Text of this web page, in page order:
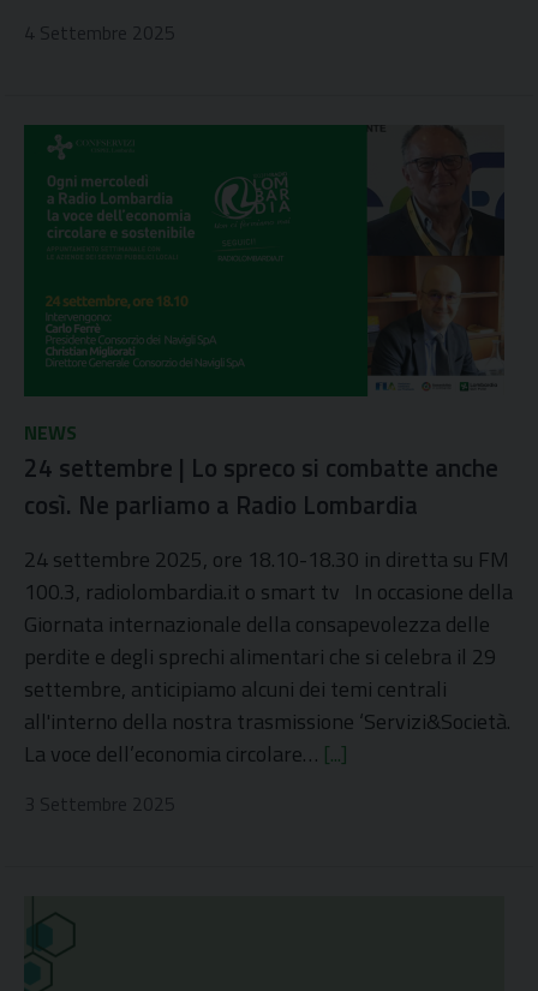
4 Settembre 2025
NEWS
24 settembre | Lo spreco si combatte anche
così. Ne parliamo a Radio Lombardia
24 settembre 2025, ore 18.10-18.30 in diretta su FM
100.3, radiolombardia.it o smart tv In occasione della
Giornata internazionale della consapevolezza delle
perdite e degli sprechi alimentari che si celebra il 29
settembre, anticipiamo alcuni dei temi centrali
all'interno della nostra trasmissione ‘Servizi&Società.
La voce dell’economia circolare… [...]
3 Settembre 2025